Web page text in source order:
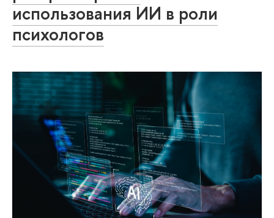
использования ИИ в роли
психологов